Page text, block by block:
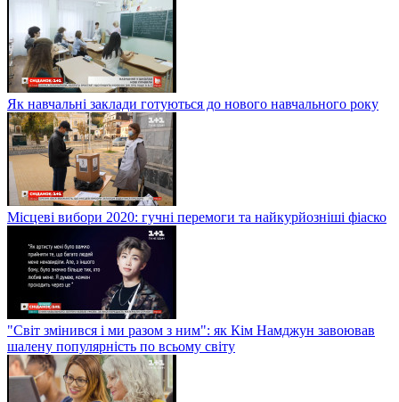
Як навчальні заклади готуються до нового навчального року
Місцеві вибори 2020: гучні перемоги та найкурйозніші фіаско
"Світ змінився і ми разом з ним": як Кім Намджун завоював
шалену популярність по всьому світу